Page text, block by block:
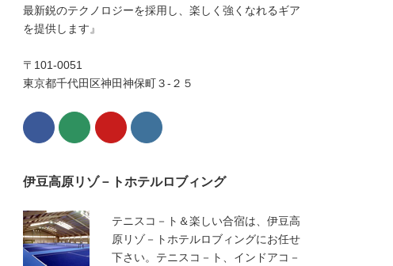
最新鋭のテクノロジーを採用し、楽しく強くなれるギア
を提供します』
〒101-0051
東京都千代田区神田神保町３-２５
伊豆高原リゾ－トホテルロブィング
テニスコ－ト＆楽しい合宿は、伊豆高
原リゾ－トホテルロブィングにお任せ
下さい。テニスコ－ト、インドアコ－